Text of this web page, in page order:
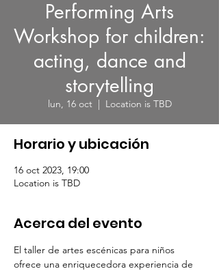
Performing Arts
Workshop for children:
acting, dance and
storytelling
lun, 16 oct
  |
Location is TBD
Horario y ubicación
16 oct 2023, 19:00
Location is TBD
Acerca del evento
El taller de artes escénicas para niños
ofrece una enriquecedora experiencia de